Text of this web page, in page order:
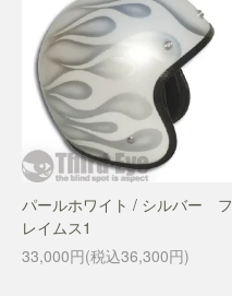
パールホワイト / シルバー フ
レイムス1
33,000円(税込36,300円)